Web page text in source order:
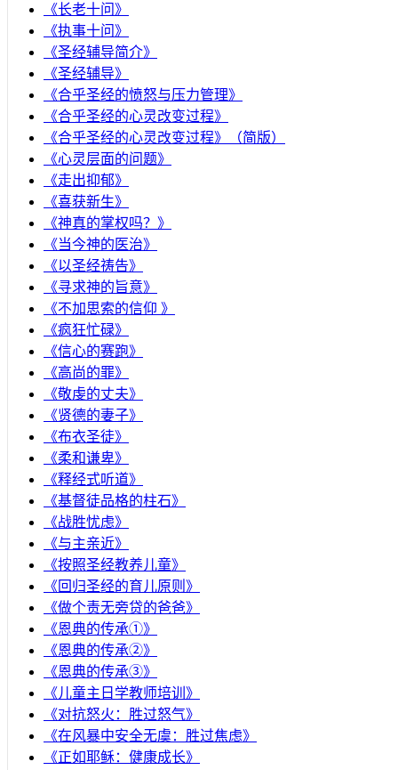
《长老十问》
《执事十问》
《圣经辅导简介》
《圣经辅导》
​《合乎圣经的愤怒与压力管理》
《合乎圣经的心灵改变过程》
《合乎圣经的心灵改变过程》（简版）
《心灵层面的问题》
《走出抑郁》
《喜获新生》
《神真的掌权吗？》
《当今神的医治》
《以圣经祷告》
《寻求神的旨意》
《不加思索的信仰 》
《疯狂忙碌》
《信心的赛跑》
《高尚的罪》
《敬虔的丈夫》
《贤德的妻子》
《布衣圣徒》
《柔和谦卑》
《释经式听道》
《基督徒品格的柱石》
《战胜忧虑》
《与主亲近》
《按照圣经教养儿童》
《回归圣经的育儿原则》
《做个责无旁贷的爸爸》
《恩典的传承①》
《恩典的传承②》
《恩典的传承③》
《儿童主日学教师培训》
《对抗怒火：胜过怒气》
《在风暴中安全无虞：胜过焦虑》
《正如耶稣：健康成长》